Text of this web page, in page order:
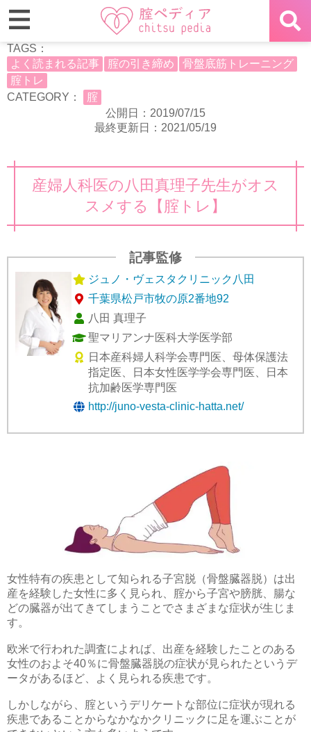
TAGS：
よく読まれる記事
腟の引き締め
骨盤底筋トレーニング
腟トレ
CATEGORY：
腟
公開日：2019/07/15
最終更新日：2021/05/19
産婦人科医の八田真理子先生がオス
スメする【腟トレ】
記事監修
ジュノ・ヴェスタクリニック八田
千葉県松戸市牧の原2番地92
八田 真理子
聖マリアンナ医科大学医学部
日本産科婦人科学会専門医、母体保護法
指定医、日本女性医学学会専門医、日本
抗加齢医学専門医
http://juno-vesta-clinic-hatta.net/
女性特有の疾患として知られる子宮脱（骨盤臓器脱）は出
産を経験した女性に多く見られ、腟から子宮や膀胱、腸な
どの臓器が出てきてしまうことでさまざまな症状が生じま
す。
欧米で行われた調査によれば、出産を経験したことのある
女性のおよそ40％に骨盤臓器脱の症状が見られたというデ
ータがあるほど、よく見られる疾患です。
しかしながら、腟というデリケートな部位に症状が現れる
疾患であることからなかなかクリニックに足を運ぶことが